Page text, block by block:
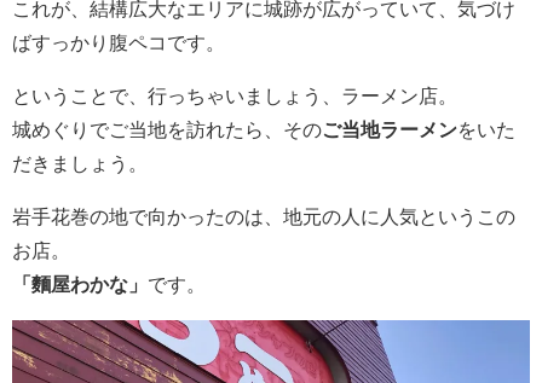
これが、結構広大なエリアに城跡が広がっていて、気づけ
ばすっかり腹ペコです。
ということで、行っちゃいましょう、ラーメン店。
城めぐりでご当地を訪れたら、そのご当地ラーメンをいた
だきましょう。
岩手花巻の地で向かったのは、地元の人に人気というこの
お店。
「麵屋わかな」 です。